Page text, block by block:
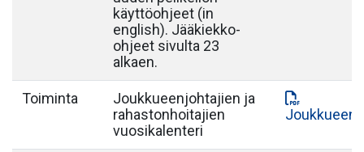
käyttöohjeet (in
english). Jääkiekko-
ohjeet sivulta 23
alkaen.
Toiminta
Joukkueenjohtajien ja
rahastonhoitajien
vuosikalenteri